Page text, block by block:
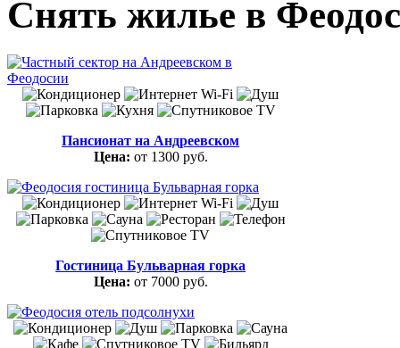
Снять жилье в
Пансионат на Андреевском
Цена: от 1300 руб.
Гостиница Бульварная горка
Цена: от 7000 руб.